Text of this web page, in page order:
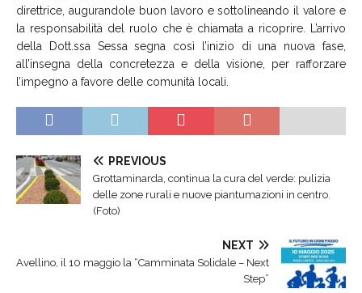
direttrice, augurandole buon lavoro e sottolineando il valore e
la responsabilità del ruolo che è chiamata a ricoprire. L’arrivo
della Dott.ssa Sessa segna così l’inizio di una nuova fase,
all’insegna della concretezza e della visione, per rafforzare
l’impegno a favore delle comunità locali.
PREVIOUS
Grottaminarda, continua la cura del verde: pulizia
delle zone rurali e nuove piantumazioni in centro.
(Foto)
NEXT
Avellino, il 10 maggio la “Camminata Solidale – Next
Step”